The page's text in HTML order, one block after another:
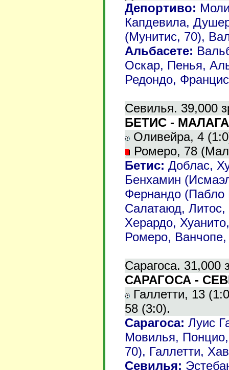
Депортиво:
Капдевила,
(Мунитис, 70),
Альбасете:
Оскар, Пенья,
Редондо,
Севилья. 39,000
БЕТИС - МАЛАГА
Оливейра, 4
Ромеро, 78
Бетис: Доблас,
Бенхамин
Фернандо
Салатаюд, Литос,
Херардо,
Ромеро,
Сарагоса. 31,000
САРАГОСА -
Галлетти, 13
58 (3:0).
Сарагоса: Луис
Мовилья,
70), Галлетти,
Севилья: